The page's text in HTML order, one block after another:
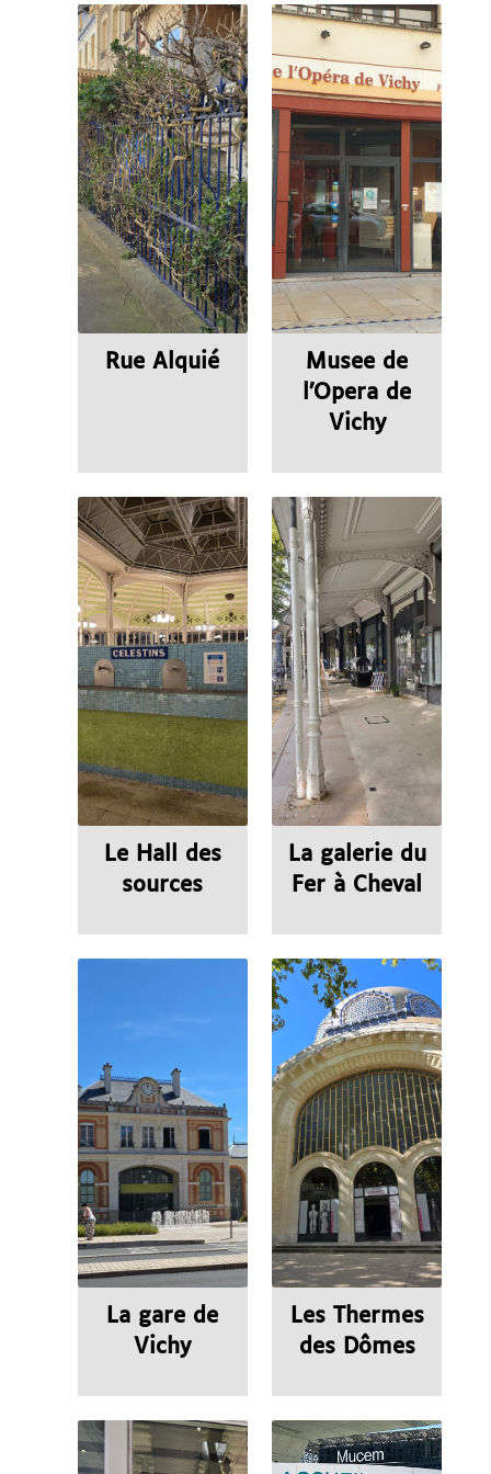
Rue Alquié
Musee de
l’Opera de
Vichy
Le Hall des
sources
La galerie du
Fer à Cheval
La gare de
Vichy
Les Thermes
des Dômes